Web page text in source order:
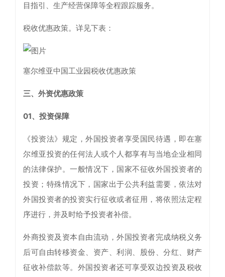
目指引、生产经营保障等全程跟踪服务。
税收优惠政策。详见下表：
塞尔维亚中国工业园税收优惠政策
三、外资优惠政策
01、投资保障
《投资法》规定，外国投资者享受国民待遇，即在塞
尔维亚投资的任何法人或个人都享有与当地企业相同
的法律保护。一般情况下，国家不征收外国投资者的
投资；特殊情况下，国家出于公共利益需要，依法对
外国投资者的投资实行征收或者征用，将依照法定程
序进行，并及时给予投资者补偿。
外商投资及资本自由流动，外国投资者完成纳税义务
后可自由转移资金、资产、利润、股份、分红、财产
征收补偿款等。外国投资者还可享受双边投资及税收